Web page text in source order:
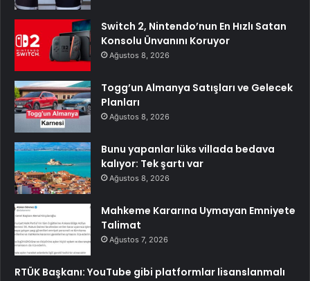
Switch 2, Nintendo’nun En Hızlı Satan
Konsolu Ünvanını Koruyor
Ağustos 8, 2026
Togg’un Almanya Satışları ve Gelecek
Planları
Ağustos 8, 2026
Bunu yapanlar lüks villada bedava
kalıyor: Tek şartı var
Ağustos 8, 2026
Mahkeme Kararına Uymayan Emniyete
Talimat
Ağustos 7, 2026
RTÜK Başkanı: YouTube gibi platformlar lisanslanmalı